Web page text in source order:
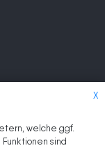
X
welche ggf.
sind